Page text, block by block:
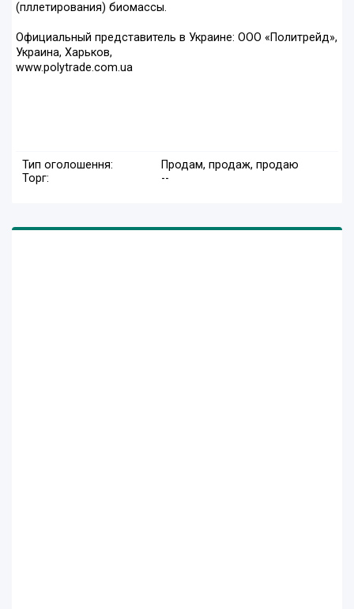
(пллетирования) биомассы.
Официальный представитель в Украине: ООО «Политрейд»,
Украина, Харьков,
www.polytrade.com.ua
Тип оголошення:
Продам, продаж, продаю
Торг:
--